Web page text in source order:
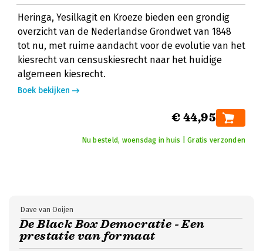
Heringa, Yesilkagit en Kroeze bieden een grondig
overzicht van de Nederlandse Grondwet van 1848
tot nu, met ruime aandacht voor de evolutie van het
kiesrecht van censuskiesrecht naar het huidige
algemeen kiesrecht.
Boek bekijken
€ 44,95
Nu besteld, woensdag in huis | Gratis verzonden
De Black Box Democratie - Een
prestatie van formaat
Dave van Ooijen